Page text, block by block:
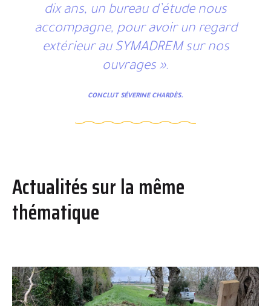
dix ans, un bureau d’étude nous
accompagne, pour avoir un regard
extérieur au SYMADREM sur nos
ouvrages ».
CONCLUT SÉVERINE CHARDÈS.
Actualités sur la même
thématique